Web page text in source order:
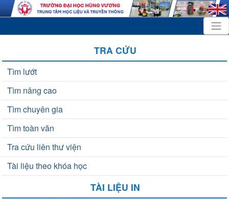
TRA CỨU
Tìm lướt
Tìm nâng cao
Tìm chuyên gia
Tìm toàn văn
Tra cứu liên thư viện
Tài liệu theo khóa học
TÀI LIỆU IN